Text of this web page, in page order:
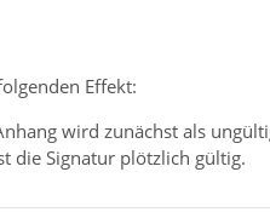
Effekt:
wird zunächst als
die Signatur plötzlich gültig.